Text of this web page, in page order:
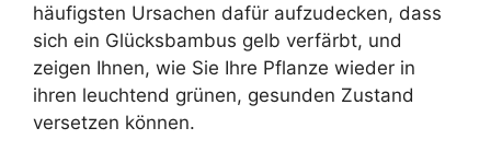
häufigsten Ursachen dafür aufzudecken, dass
sich ein Glücksbambus gelb verfärbt, und
zeigen Ihnen, wie Sie Ihre Pflanze wieder in
ihren leuchtend grünen, gesunden Zustand
versetzen können.